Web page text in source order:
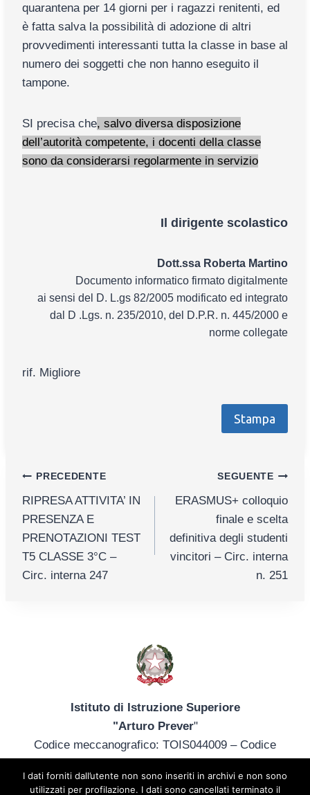
quarantena per 14 giorni per i ragazzi renitenti, ed
è fatta salva la possibilità di adozione di altri
provvedimenti interessanti tutta la classe in base al
numero dei soggetti che non hanno eseguito il
tampone.
SI precisa che, salvo diversa disposizione
dell’autorità competente, i docenti della classe
sono da considerarsi regolarmente in servizio
Il dirigente scolastico
Dott.ssa Roberta Martino
Documento informatico firmato digitalmente
ai sensi del D. L.gs 82/2005 modificato ed integrato
dal D .Lgs. n. 235/2010, del D.P.R. n. 445/2000 e
norme collegate
rif. Migliore
Stampa
Navigazione
articoli
PRECEDENTE
RIPRESA ATTIVITA’ IN
PRESENZA E
PRENOTAZIONI TEST
T5 CLASSE 3°C –
Circ. interna 247
SEGUENTE
ERASMUS+ colloquio
finale e scelta
definitiva degli studenti
vincitori – Circ. interna
n. 251
Istituto di Istruzione Superiore
"Arturo Prever"
Codice meccanografico: TOIS044009 – Codice
tel. +39 012172402 – tois044009@istruzione.it –
I dati forniti dall’utente non sono inseriti in archivi e non sono
utilizzati per profilazione. I dati sono cancellati terminato il